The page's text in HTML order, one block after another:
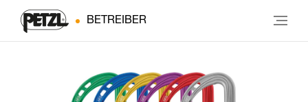
BETREIBER